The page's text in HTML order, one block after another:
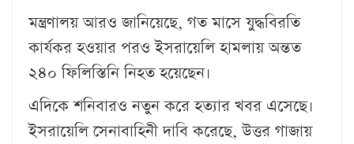
মন্ত্রণালয় আরও জানিয়েছে, গত মাসে যুদ্ধবিরতি
কার্যকর হওয়ার পরও ইসরায়েলি হামলায় অন্তত
২৪০ ফিলিস্তিনি নিহত হয়েছেন।
এদিকে শনিবারও নতুন করে হত্যার খবর এসেছে।
ইসরায়েলি সেনাবাহিনী দাবি করেছে, উত্তর গাজায়